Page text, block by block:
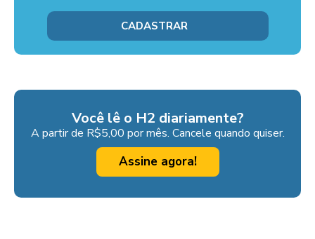
Você lê o H2 diariamente?
A partir de R$5,00 por mês. Cancele quando quiser.
Assine agora!